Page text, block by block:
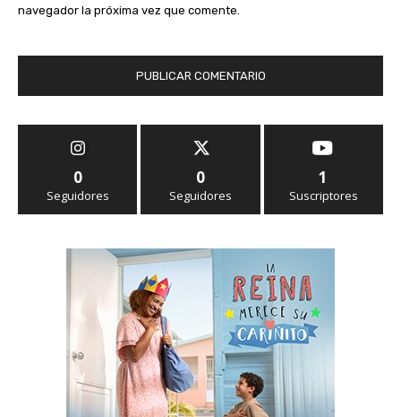
navegador la próxima vez que comente.
0
Seguidores
0
Seguidores
1
Suscriptores